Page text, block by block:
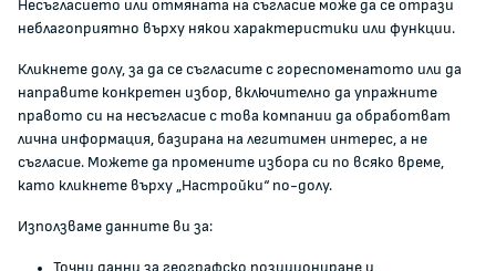
Кариери
Документи и други актове
Информация
Полезни връзки
ЖАЛБИ И РЕГИСТРИ
Несъгласието или отмяната на съгласие може да се отрази
неблагоприятно върху някои характеристики или функции.
Кликнете долу, за да се съгласите с гореспоменатото или да
направите конкретен избор, включително да упражните
правото си на несъгласие с това компании да обработват
лична информация, базирана на легитимен интерес, а не
съгласие. Можете да промените избора си по всяко време,
като кликнете върху „Настройки“ по-долу.
Използваме данните ви за:
Точни данни за географско позициониране и